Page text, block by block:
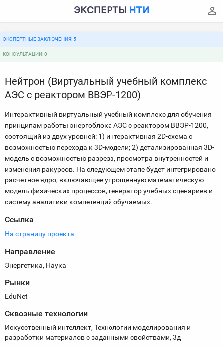
ЭКСПЕРТНЫЕ ЗАКЛЮЧЕНИЯ: 5
КОНСУЛЬТАЦИИ: 0
Нейтрон (Виртуальный учебный комплекс
АЭС с реактором ВВЭР-1200)
Интерактивный виртуальный учебный комплекс для обучения
принципам работы энергоблока АЭС с реактором ВВЭР-1200,
состоящий из двух уровней: 1) интерактивная 2D-схема с
возможностью перехода к 3D-модели; 2) детализированная 3D-
модель с возможностью разреза, просмотра внутренностей и
изменения ракурсов. На следующем этапе будет интегрировано
расчетное ядро, включающее упрощенную математическую
модель физических процессов, генератор учебных сценариев и
систему аналитики компетенций обучаемых.
Ссылка
На страницу проекта
Направление
Энергетика, Наука
Рынки
EduNet
Сквозные технологии
Искусственный интеллект, Технологии моделирования и
разработки материалов с заданными свойствами, 3д